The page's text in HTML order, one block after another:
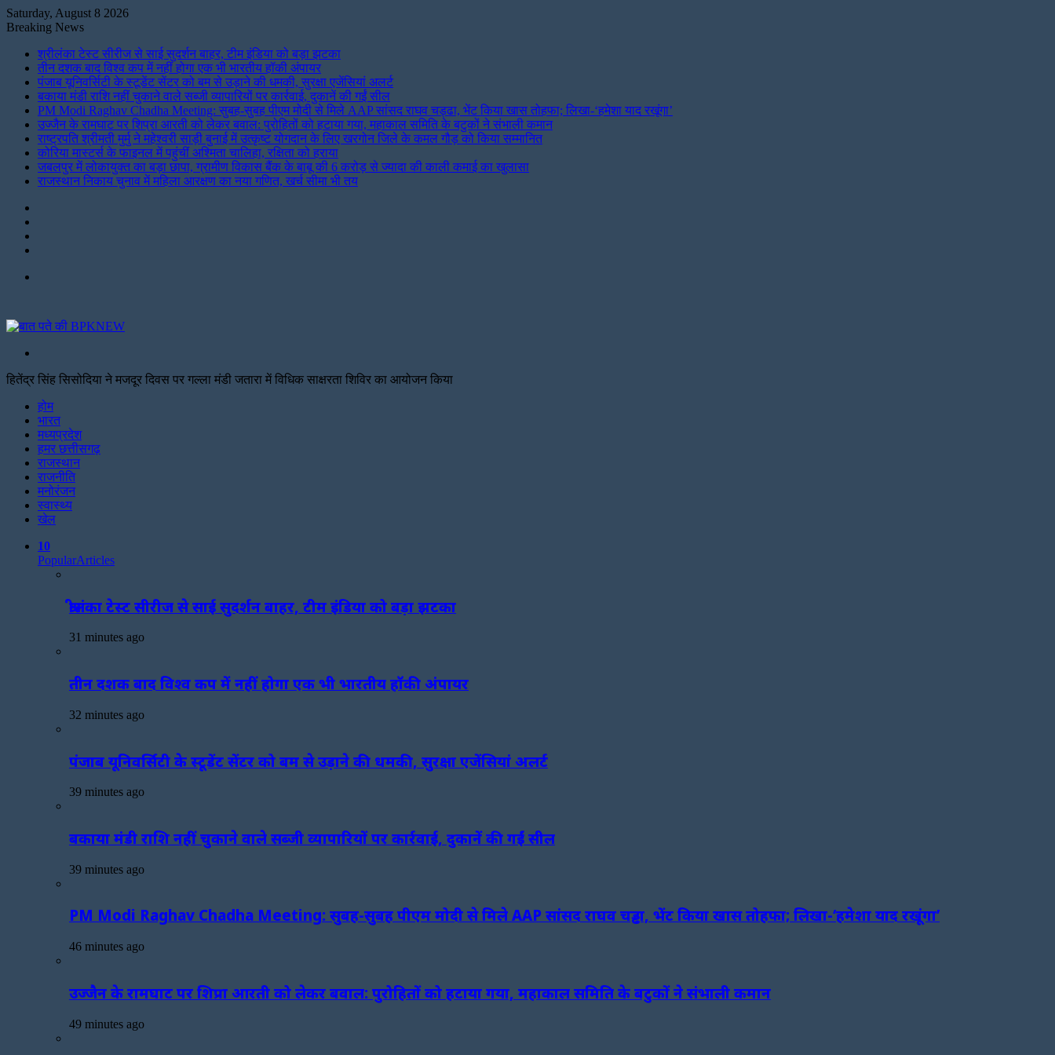
Saturday, August 8 2026
Breaking News
श्रीलंका टेस्ट सीरीज से साई सुदर्शन बाहर, टीम इंडिया को बड़ा झटका
तीन दशक बाद विश्व कप में नहीं होगा एक भी भारतीय हॉकी अंपायर
पंजाब यूनिवर्सिटी के स्टूडेंट सेंटर को बम से उड़ाने की धमकी, सुरक्षा एजेंसियां अलर्ट
बकाया मंडी राशि नहीं चुकाने वाले सब्जी व्यापारियों पर कार्रवाई, दुकानें की गईं सील
PM Modi Raghav Chadha Meeting: सुबह-सुबह पीएम मोदी से मिले AAP सांसद राघव चड्ढा, भेंट किया खास तोहफा; लिखा-‘हमेशा याद रखूंगा’
उज्जैन के रामघाट पर शिप्रा आरती को लेकर बवाल: पुरोहितों को हटाया गया, महाकाल समिति के बटुकों ने संभाली कमान
राष्ट्रपति श्रीमती मुर्मु ने महेश्वरी साड़ी बुनाई में उत्कृष्ट योगदान के लिए खरगोन जिले के कमल गौड़ को किया सम्मानित
कोरिया मास्टर्स के फाइनल में पहुंचीं अश्मिता चालिहा, रक्षिता को हराया
जबलपुर में लोकायुक्त का बड़ा छापा, ग्रामीण विकास बैंक के बाबू की 6 करोड़ से ज्यादा की काली कमाई का खुलासा
राजस्थान निकाय चुनाव में महिला आरक्षण का नया गणित, खर्च सीमा भी तय
हितेंद्र सिंह सिसोदिया ने मजदूर दिवस पर गल्ला मंडी जतारा में विधिक साक्षरता शिविर का आयोजन किया
होम
भारत
मध्यप्रदेश
हमर छत्तीसगढ़
राजस्थान
राजनीति
मनोरंजन
स्वास्थ्य
खेल
10
PopularArticles
श्रीलंका टेस्ट सीरीज से साई सुदर्शन बाहर, टीम इंडिया को बड़ा झटका
31 minutes ago
तीन दशक बाद विश्व कप में नहीं होगा एक भी भारतीय हॉकी अंपायर
32 minutes ago
पंजाब यूनिवर्सिटी के स्टूडेंट सेंटर को बम से उड़ाने की धमकी, सुरक्षा एजेंसियां अलर्ट
39 minutes ago
बकाया मंडी राशि नहीं चुकाने वाले सब्जी व्यापारियों पर कार्रवाई, दुकानें की गईं सील
39 minutes ago
PM Modi Raghav Chadha Meeting: सुबह-सुबह पीएम मोदी से मिले AAP सांसद राघव चड्ढा, भेंट किया खास तोहफा; लिखा-‘हमेशा याद रखूंगा’
46 minutes ago
उज्जैन के रामघाट पर शिप्रा आरती को लेकर बवाल: पुरोहितों को हटाया गया, महाकाल समिति के बटुकों ने संभाली कमान
49 minutes ago